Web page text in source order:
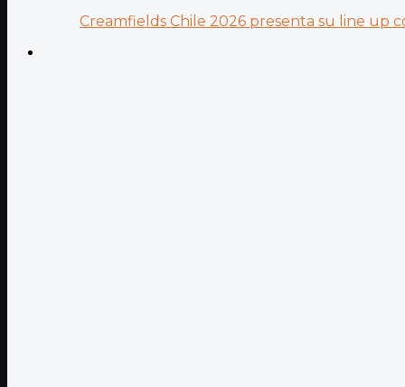
Creamfields Chile 2026 presenta su line up